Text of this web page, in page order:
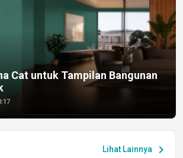
Cat untuk Tampilan Bangunan
Lihat Lainnya chevron_right